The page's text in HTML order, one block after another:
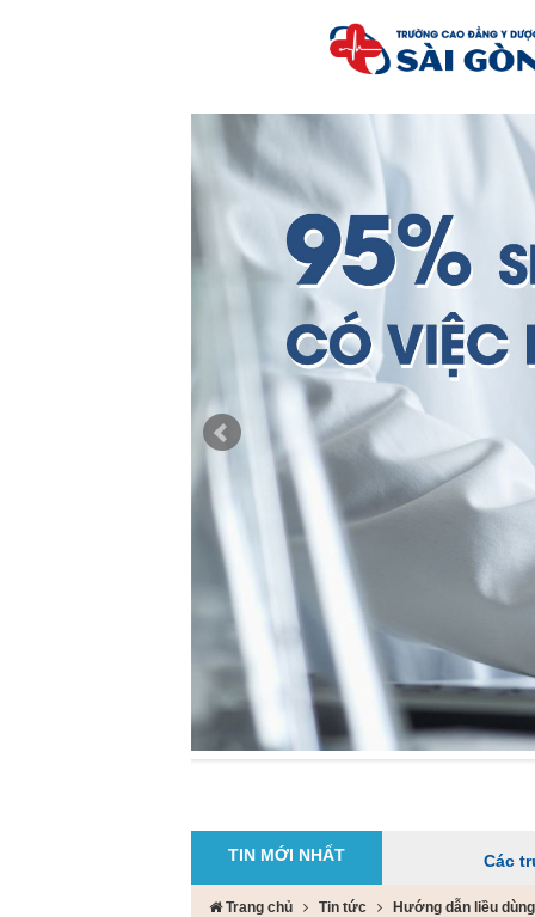
Các trường hợp
TIN MỚI NHẤT
Trang chủ Tin tức Hướng dẫn liều